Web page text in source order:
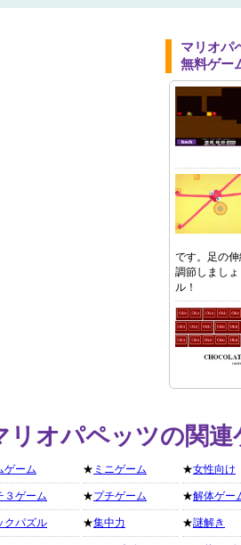
マリオパ
無料ゲー
です。足の
調節しまし
ル！
リオパペッツの関
ゲーム
３ゲーム
クパズル
★ ミニゲーム
★プチゲーム
★集中力
★女性向け
★解体ゲー
★謎解き